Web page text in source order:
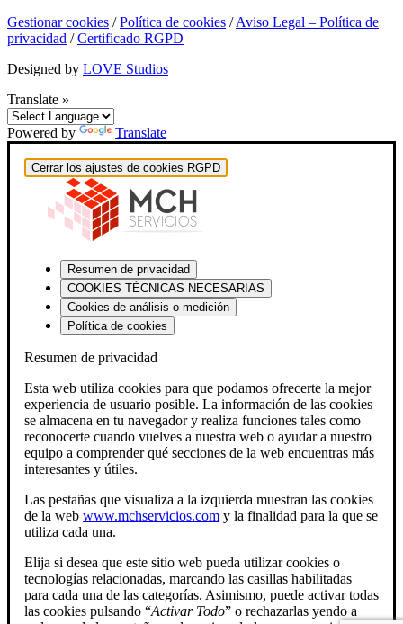
Gestionar cookies /Política de cookies /Aviso Legal – Política de
privacidad /Certificado RGPD
Designed by LOVE Studios
Translate »
Powered by Translate
Cerrar los ajustes de cookies RGPD
Resumen de privacidad
COOKIES TÉCNICAS NECESARIAS
Cookies de análisis o medición
Política de cookies
Resumen de privacidad
Esta web utiliza cookies para que podamos ofrecerte la mejor
experiencia de usuario posible. La información de las cookies
se almacena en tu navegador y realiza funciones tales como
reconocerte cuando vuelves a nuestra web o ayudar a nuestro
equipo a comprender qué secciones de la web encuentras más
interesantes y útiles.
Las pestañas que visualiza a la izquierda muestran las cookies
de la web www.mchservicios.com y la finalidad para la que se
utiliza cada una.
Elija si desea que este sitio web pueda utilizar cookies o
tecnologías relacionadas, marcando las casillas habilitadas
para cada una de las categorías. Asimismo, puede activar todas
las cookies pulsando “Activar Todo” o rechazarlas yendo a